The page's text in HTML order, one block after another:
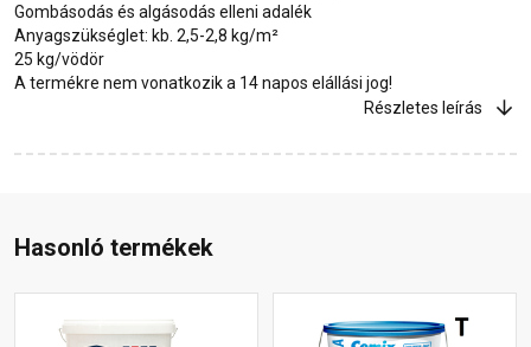
Gombásodás és algásodás elleni adalék
Anyagszükséglet: kb. 2,5-2,8 kg/m²
25 kg/vödör
A termékre nem vonatkozik a 14 napos elállási jog!
Részletes leírás
Hasonló termékek